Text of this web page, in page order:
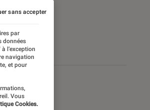
par
données
l’exception
navigation
et pour
Vous
Cookies.
sans accepter